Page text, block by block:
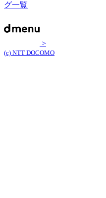
グ一覧
>
(c) NTT DOCOMO